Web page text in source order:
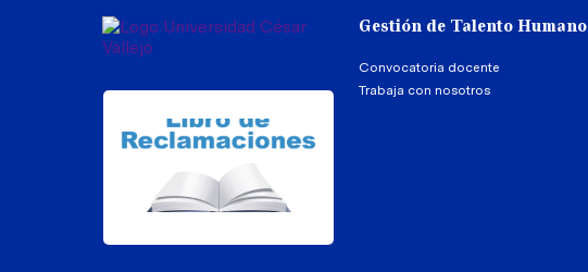
Gestión de Talento Humano
Convocatoria docente
Trabaja con nosotros